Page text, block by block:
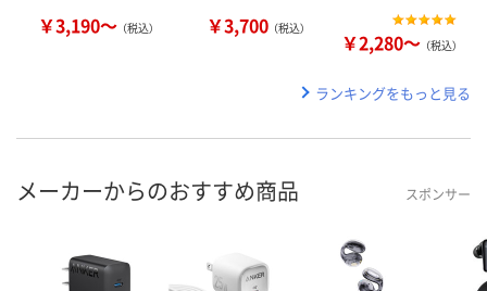
￥3,190～ （税込） ￥3,700 （税込）
￥2,280～ （税込）
ランキングをもっと見る
メーカーからのおすすめ商品 スポンサー